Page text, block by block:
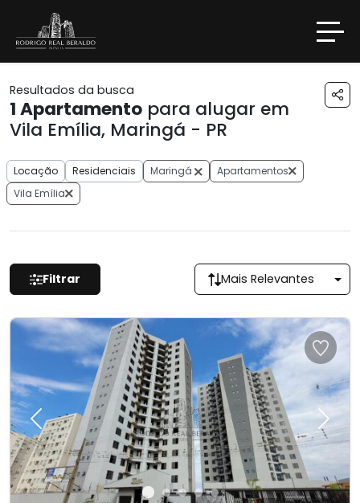
Resultados da busca
1Apartamento para alugar em
Vila Emília, Maringá - PR
Locação Residenciais Maringá
Apartamentos
Vila Emília
Filtrar Mais Relevantes
Previous Next